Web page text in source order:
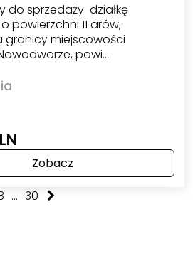
do sprzedaży działkę
powierzchni 11 arów,
granicy miejscowości
powi…
Zobacz
... 30